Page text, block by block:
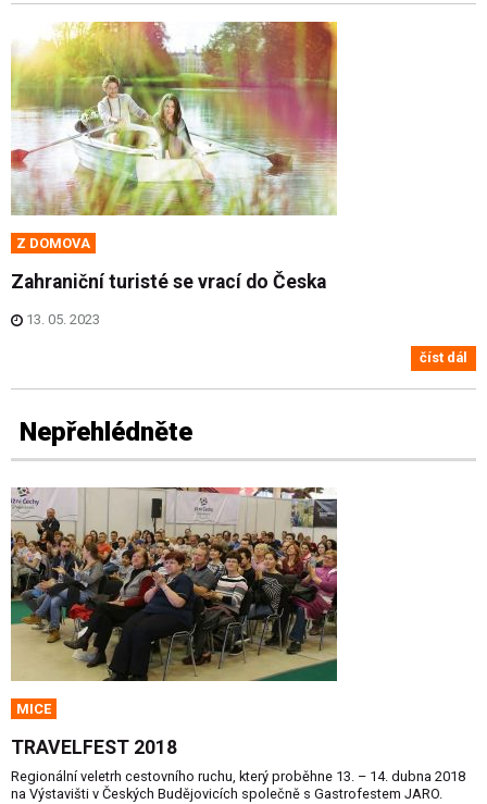
Z DOMOVA
Zahraniční turisté se vrací do Česka
13. 05. 2023
číst dál
Nepřehlédněte
MICE
TRAVELFEST 2018
Regionální veletrh cestovního ruchu, který proběhne 13. – 14. dubna 2018
na Výstavišti v Českých Budějovicích společně s Gastrofestem JARO.